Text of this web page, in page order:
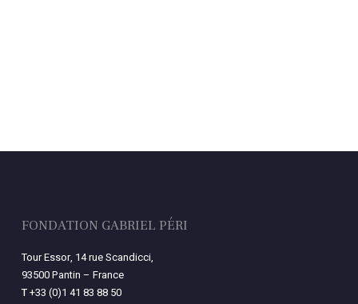
FONDATION GABRIEL PÉRI
Tour Essor, 14 rue Scandicci,
93500 Pantin – France
T+33 (0)1 41 83 88 50